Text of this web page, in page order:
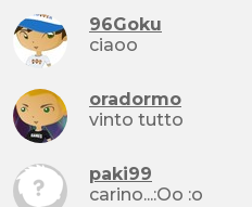
96Goku
ciaoo
oradormo
vinto tutto
paki99
carino...:Oo :o